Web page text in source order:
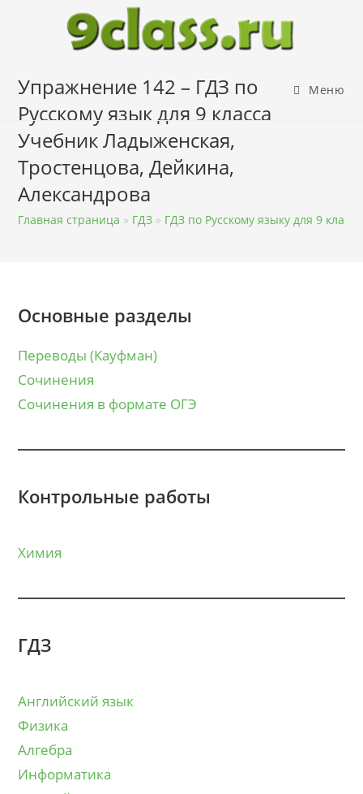
содержимому
Меню
Упражнение 142 – ГДЗ по
Русскому язык для 9 класса
Учебник Ладыженская,
Тростенцова, Дейкина,
Александрова
Главная страница » ГДЗ » ГДЗ по Русскому языку для 9 класса
Основные разделы
Переводы (Кауфман)
Сочинения
Сочинения в формате ОГЭ
Контрольные работы
Химия
ГДЗ
Английский язык
Физика
Алгебра
Информатика